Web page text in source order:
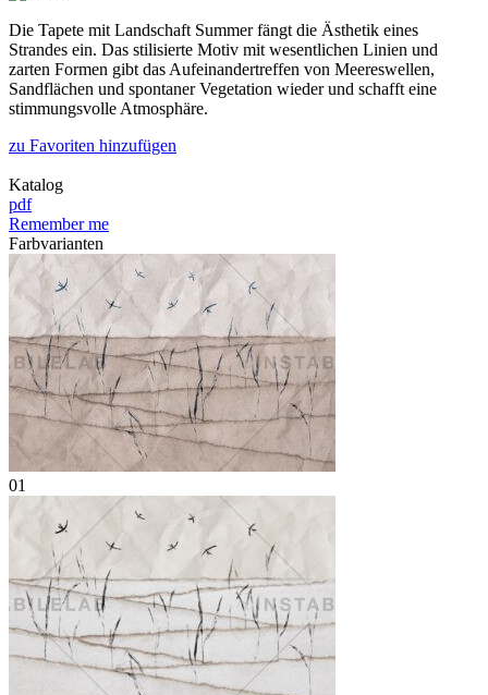
Die Tapete mit Landschaft Summer fängt die Ästhetik eines
Strandes ein. Das stilisierte Motiv mit wesentlichen Linien und
zarten Formen gibt das Aufeinandertreffen von Meereswellen,
Sandflächen und spontaner Vegetation wieder und schafft eine
stimmungsvolle Atmosphäre.
zu Favoriten hinzufügen
Katalog
pdf
Remember me
Farbvarianten
01